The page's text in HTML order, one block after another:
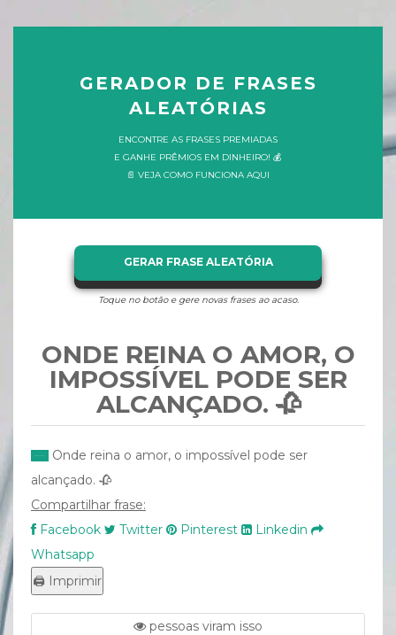
GERADOR DE FRASES
ALEATÓRIAS
ENCONTRE AS FRASES PREMIADAS
E GANHE PRÊMIOS EM DINHEIRO! 💰
📄 VEJA COMO FUNCIONA AQUI
GERAR FRASE ALEATÓRIA
Toque no botão e gere novas frases ao acaso.
ONDE REINA O AMOR, O
IMPOSSÍVEL PODE SER
ALCANÇADO. 🥀
Onde reina o amor, o impossível pode ser
alcançado. 🥀
Compartilhar frase:
Facebook
Twitter Pinterest
Linkedin
Whatsapp
pessoas viram isso